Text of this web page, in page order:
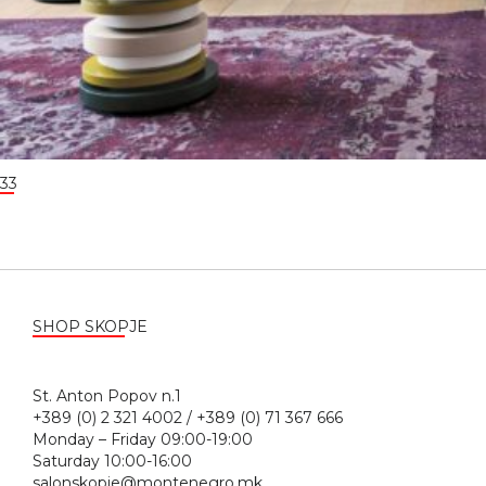
33
SHOP SKOPJE
St. Anton Popov n.1
+389 (0) 2 321 4002 / +389 (0) 71 367 666
Monday – Friday 09:00-19:00
Saturday 10:00-16:00